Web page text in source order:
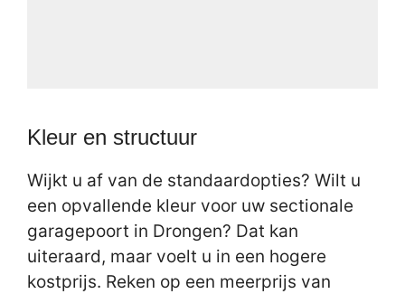
Kleur en structuur
Wijkt u af van de standaardopties? Wilt u
een opvallende kleur voor uw sectionale
garagepoort in Drongen? Dat kan
uiteraard, maar voelt u in een hogere
kostprijs. Reken op een meerprijs van